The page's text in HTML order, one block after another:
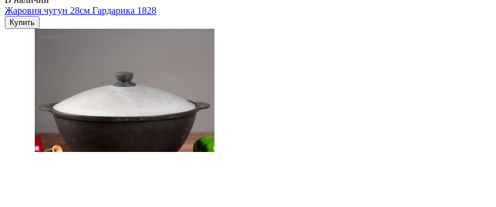
Жаровня чугун 28см Гардарика 1828